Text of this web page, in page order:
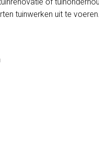
tuinwerken uit te voeren.